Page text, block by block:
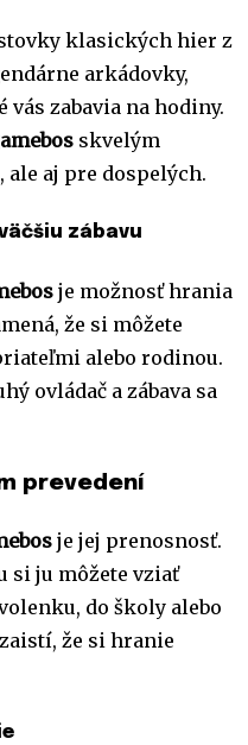
klasických hier z
arkádovky,
zabavia na hodiny.
skvelým
aj pre dospelých.
zábavu
je možnosť hrania
že si môžete
alebo rodinou.
ovládač a zábava sa
prevedení
je jej prenosnosť.
si ju môžete vziať
do školy alebo
že si hranie